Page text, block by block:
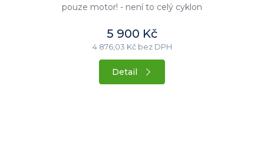
pouze motor! - není to celý cyklon
5 900 Kč
4 876,03 Kč bez DPH
Detail